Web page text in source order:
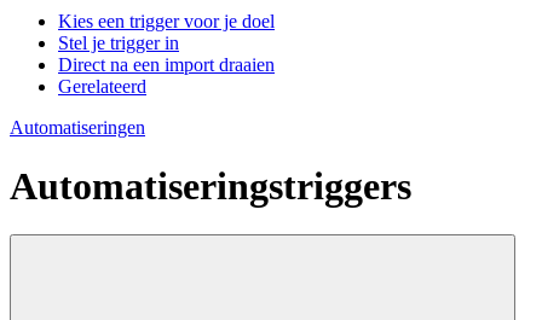
Kies een trigger voor je doel
Stel je trigger in
Direct na een import draaien
Gerelateerd
Automatiseringen
Automatiseringstriggers